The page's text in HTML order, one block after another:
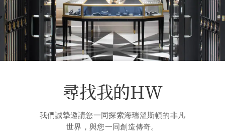
尋找我的HW
我們誠摯邀請您一同探索海瑞溫斯頓的非凡
世界，與您一同創造傳奇。